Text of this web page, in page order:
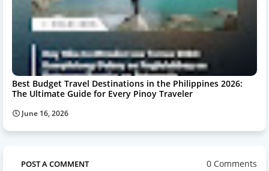
Best Budget Travel Destinations in the Philippines 2026:
The Ultimate Guide for Every Pinoy Traveler
June 16, 2026
POST A COMMENT 0 Comments